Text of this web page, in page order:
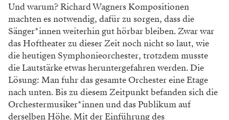
Und warum? Richard Wagners Kompositionen
machten es notwendig, dafür zu sorgen, dass die
Sänger*innen weiterhin gut hörbar bleiben. Zwar war
das Hoftheater zu dieser Zeit noch nicht so laut, wie
die heutigen Symphonieorchester, trotzdem musste
die Lautstärke etwas heruntergefahren werden. Die
Lösung: Man fuhr das gesamte Orchester eine Etage
nach unten. Bis zu diesem Zeitpunkt befanden sich die
Orchestermusiker*innen und das Publikum auf
derselben Höhe. Mit der Einführung des